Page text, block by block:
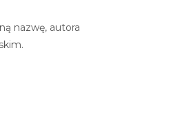
nazwę, autora